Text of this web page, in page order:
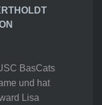
BasCats
und hat
Lisa